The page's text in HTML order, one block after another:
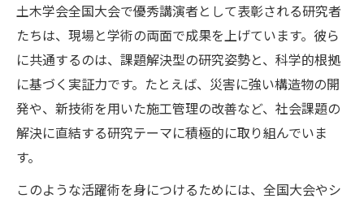
土木学会全国大会で優秀講演者として表彰される研究者
たちは、現場と学術の両面で成果を上げています。彼ら
に共通するのは、課題解決型の研究姿勢と、科学的根拠
に基づく実証力です。たとえば、災害に強い構造物の開
発や、新技術を用いた施工管理の改善など、社会課題の
解決に直結する研究テーマに積極的に取り組んでいま
す。
このような活躍術を身につけるためには、全国大会やシ